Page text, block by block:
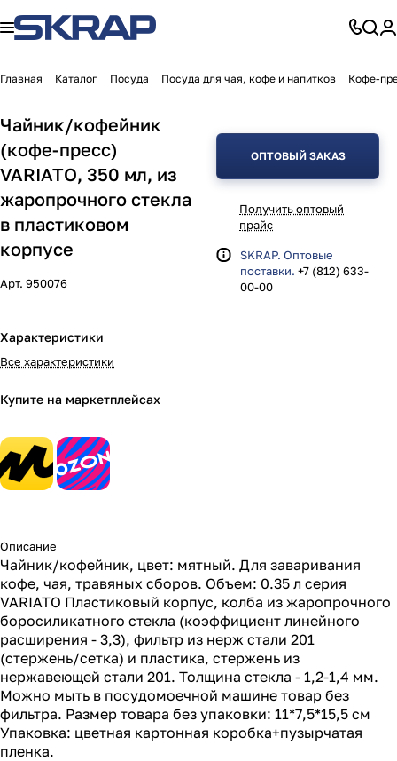
Главная Каталог Посуда Посуда для чая, кофе и напитков Кофе-
Чайник/кофейник
(кофе-пресс)
VARIATO, 350 мл, из
жаропрочного стекла
в пластиковом
корпусе
Арт. 950076
Характеристики
Все характеристики
Купите на маркетплейсах
ОПТОВЫЙ ЗАКАЗ
Получить оптовый
прайс
SKRAP. Оптовые
поставки. +7 (812) 633-
00-00
Описание
Чайник/кофейник, цвет: мятный. Для заваривания
кофе, чая, травяных сборов. Объем: 0.35 л серия
VARIATO Пластиковый корпус, колба из жаропрочного
боросиликатного стекла (коэффициент линейного
расширения - 3,3), фильтр из нерж стали 201
(стержень/сетка) и пластика, стержень из
нержавеющей стали 201. Толщина стекла - 1,2-1,4 мм.
Можно мыть в посудомоечной машине товар без
фильтра. Размер товара без упаковки: 11*7,5*15,5 см
Упаковка: цветная картонная коробка+пузырчатая
пленка.